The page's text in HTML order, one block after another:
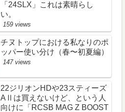
「24SLX」これは素晴らし
い。
159 views
チヌトップにおける私なりのポ
ッパー使い分け（春〜初夏編）
147 views
22ジリオンHDや23スティーズ
AⅡは買えないけど、という人
向けに「RCSB MAG Z BOOST